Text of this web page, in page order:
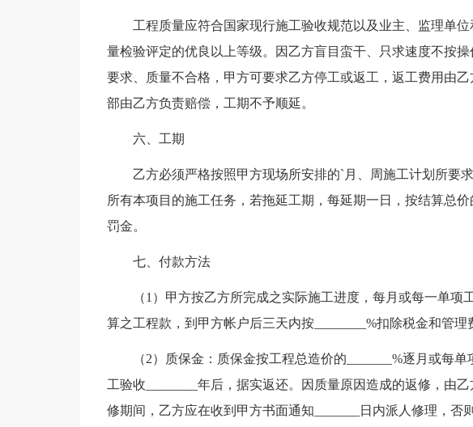
工程质量应符合国家现行施工验收规范以及业主、监理单
量检验评定的优良以上等级。因乙方盲目蛮干、只求速度不按
要求、质量不合格，甲方可要求乙方停工或返工，返工费用由
部由乙方负责赔偿，工期不予顺延。
六、工期
乙方必须严格按照甲方现场所安排的`月、周施工计划所要
所有本项目的施工任务，若拖延工期，每延期一日，按结算总
罚金。
七、付款方法
（1）甲方按乙方所完成之实际施工进度，每月或每一单
算之工程款，到甲方帐户后三天内按________%扣除税金和管理
（2）质保金：质保金按工程总造价的_______%逐月或每
工验收________年后，据实返还。因质量原因造成的返修，由
修期间，乙方应在收到甲方书面通知_______日内派人修理，否